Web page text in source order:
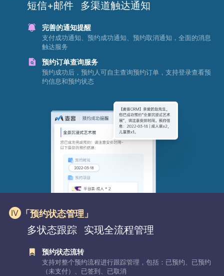
短信+邮件 多渠道触达通知
完善的通知提醒
支付成功通知、预约成功通知、预约取消通知，全面的消息
触达服务
预约订单查询服务
预约成功后，预约人可自主查询预约订单，支持登录查看预
约信息和预约状态
「预约状态管理」
多状态跟踪 实现全流程管理
预约状态流转
支持对整个预约流程进行跟踪管理，包括：已预约、已预约
（未支付）、已签到、已取消